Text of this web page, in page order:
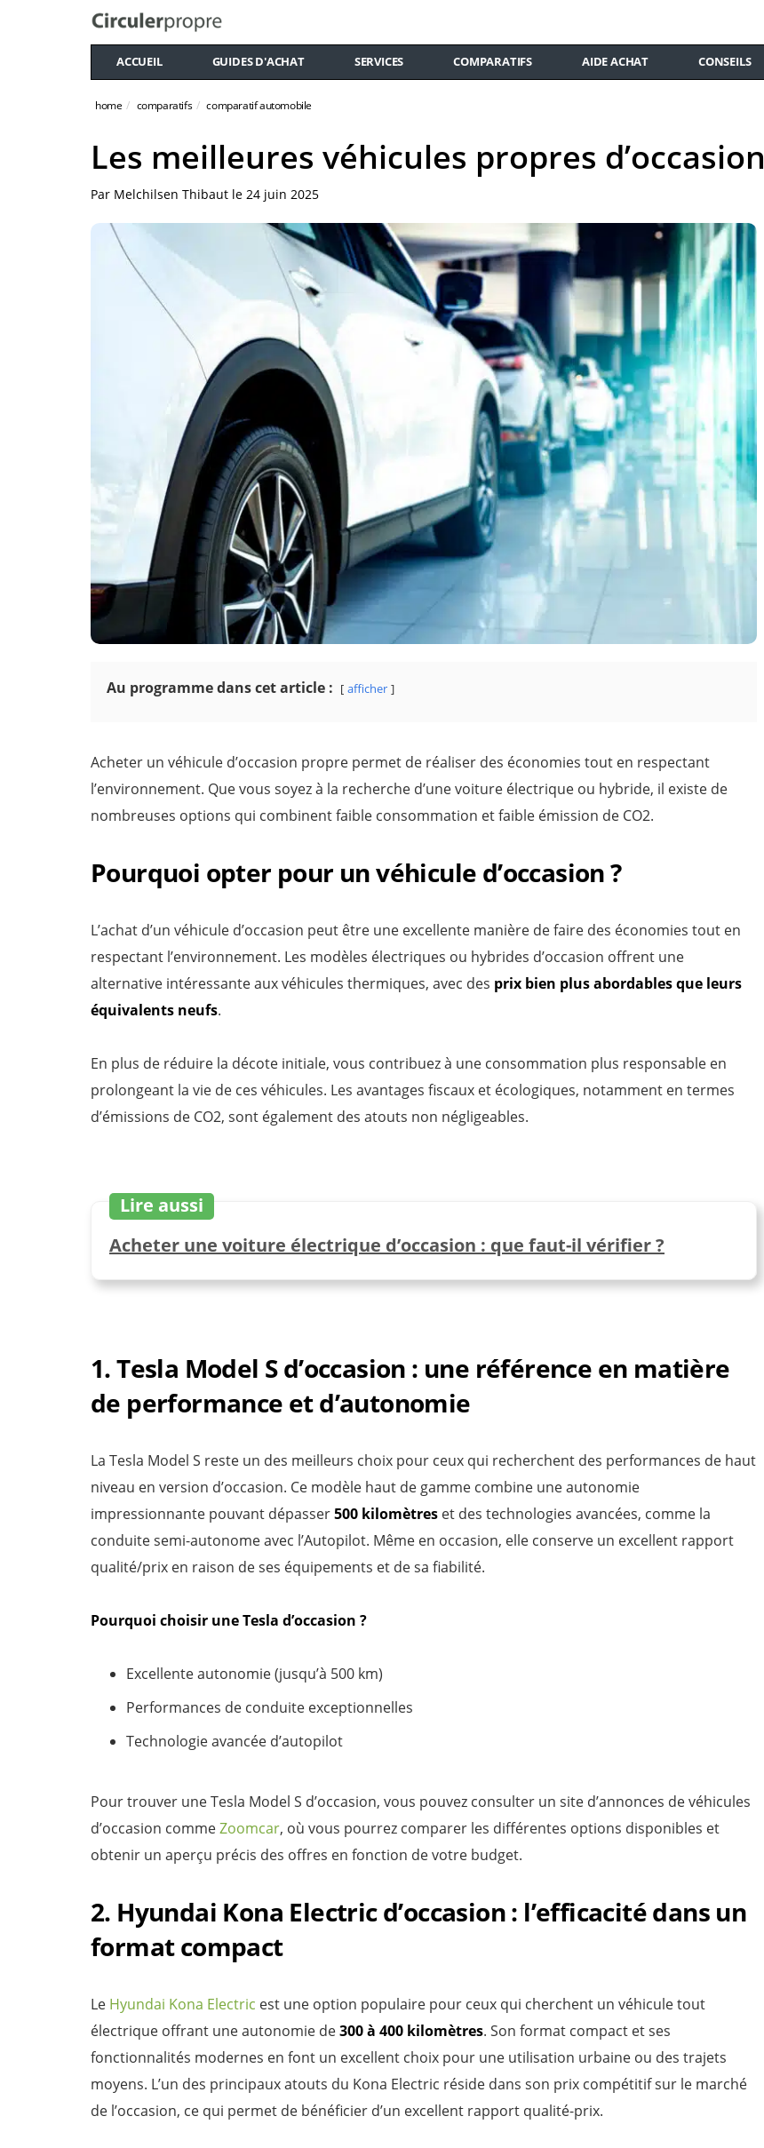
ACCUEIL GUIDES D'ACHAT SERVICES COMPARATIFS AIDE ACHAT CONSEILS
home comparatifs comparatif automobile
Les meilleures véhicules propres d’occasion
Par Melchilsen Thibaut le 24 juin 2025
Au programme dans cet article : afficher
Acheter un véhicule d’occasion propre permet de réaliser des économies tout en respectant
l’environnement. Que vous soyez à la recherche d’une voiture électrique ou hybride, il existe de
nombreuses options qui combinent faible consommation et faible émission de CO2.
Pourquoi opter pour un véhicule d’occasion ?
L’achat d’un véhicule d’occasion peut être une excellente manière de faire des économies tout en
respectant l’environnement. Les modèles électriques ou hybrides d’occasion offrent une
alternative intéressante aux véhicules thermiques, avec des prix bien plus abordablesque leurs
équivalents neufs.
En plus de réduire la décote initiale, vous contribuez à une consommation plus responsable en
prolongeant la vie de ces véhicules. Les avantages fiscaux et écologiques, notamment en termes
d’émissions de CO2, sont également des atouts non négligeables.
Lire aussi
Acheter une voiture électrique d’occasion : que faut-il vérifier ?
1. Tesla Model S d’occasion : une référence en matière
de performance et d’autonomie
La Tesla Model S reste un des meilleurs choix pour ceux qui recherchent des performances de haut
niveau en version d’occasion. Ce modèle haut de gamme combine une autonomie
impressionnante pouvant dépasser500 kilomètres et des technologies avancées, comme la
conduite semi-autonome avec l’Autopilot. Même en occasion, elle conserve un excellent rapport
qualité/prix en raison de ses équipements et de sa fiabilité.
Pourquoi choisir une Tesla d’occasion ?
Excellente autonomie (jusqu’à 500 km)
Performances de conduite exceptionnelles
Technologie avancée d’autopilot
Pour trouver une Tesla Model S d’occasion, vous pouvez consulter un site d’annonces de véhicules
d’occasion commeZoomcar, où vous pourrez comparer les différentes options disponibles et
obtenir un aperçu précis des offres en fonction de votre budget.
2. Hyundai Kona Electric d’occasion : l’efficacité dans un
format compact
Le Hyundai Kona Electric est une option populaire pour ceux qui cherchent un véhicule tout
électrique offrant une autonomie de300 à 400 kilomètres. Son format compact et ses
fonctionnalités modernes en font un excellent choix pour une utilisation urbaine ou des trajets
moyens. L’un des principaux atouts du Kona Electric réside dans son prix compétitif sur le marché
de l’occasion, ce qui permet de bénéficier d’un excellent rapport qualité-prix.